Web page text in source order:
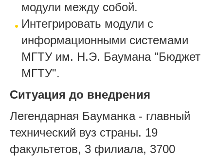
модули между собой.
Интегрировать модули с
информационными системами
МГТУ им. Н.Э. Баумана "Бюджет
МГТУ".
Ситуация до внедрения
Легендарная Бауманка - главный
технический вуз страны. 19
факультетов, 3 филиала, 3700